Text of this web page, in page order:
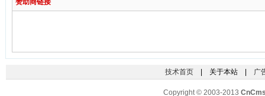
赞助商链接
技术首页| 关于本站 | 广
Copyright © 2003-2013